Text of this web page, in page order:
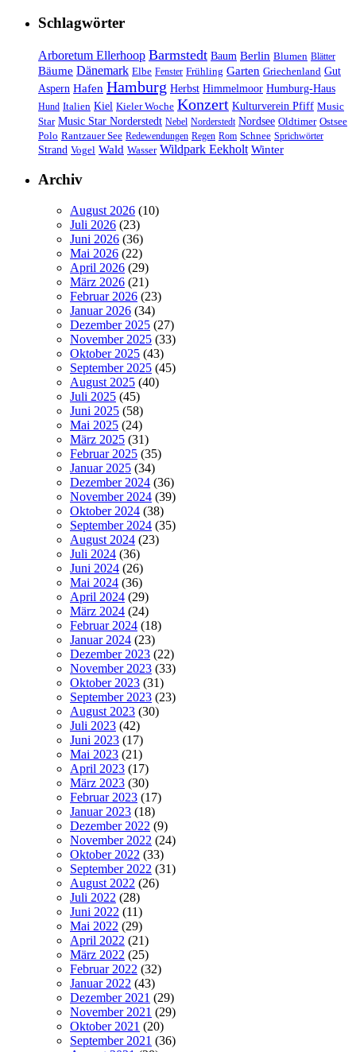
Schlagwörter
Arboretum Ellerhoop Barmstedt Baum Berlin Blumen Blätter
Bäume Dänemark Elbe Fenster Frühling Garten Griechenland Gut
Aspern Hafen Hamburg Herbst Himmelmoor Humburg-Haus
Hund Italien Kiel Kieler Woche Konzert Kulturverein Pfiff Music
Star Music Star Norderstedt Nebel Norderstedt Nordsee Oldtimer Ostsee
Polo Rantzauer See Redewendungen Regen Rom Schnee Sprichwörter
Strand Vogel Wald Wasser Wildpark Eekholt Winter
Archiv
August 2026 (10)
Juli 2026 (23)
Juni 2026 (36)
Mai 2026 (22)
April 2026 (29)
März 2026 (21)
Februar 2026 (23)
Januar 2026 (34)
Dezember 2025 (27)
November 2025 (33)
Oktober 2025 (43)
September 2025 (45)
August 2025 (40)
Juli 2025 (45)
Juni 2025 (58)
Mai 2025 (24)
März 2025 (31)
Februar 2025 (35)
Januar 2025 (34)
Dezember 2024 (36)
November 2024 (39)
Oktober 2024 (38)
September 2024 (35)
August 2024 (23)
Juli 2024 (36)
Juni 2024 (26)
Mai 2024 (36)
April 2024 (29)
März 2024 (24)
Februar 2024 (18)
Januar 2024 (23)
Dezember 2023 (22)
November 2023 (33)
Oktober 2023 (31)
September 2023 (23)
August 2023 (30)
Juli 2023 (42)
Juni 2023 (17)
Mai 2023 (21)
April 2023 (17)
März 2023 (30)
Februar 2023 (17)
Januar 2023 (18)
Dezember 2022 (9)
November 2022 (24)
Oktober 2022 (33)
September 2022 (31)
August 2022 (26)
Juli 2022 (28)
Juni 2022 (11)
Mai 2022 (29)
April 2022 (21)
März 2022 (25)
Februar 2022 (32)
Januar 2022 (43)
Dezember 2021 (29)
November 2021 (29)
Oktober 2021 (20)
September 2021 (36)